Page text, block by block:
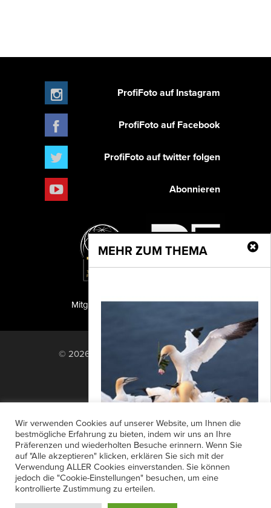
MEHR ZUM THEMA
Glanzlichter 2021
Zum 23. Mal schreibt das "projekt natur
& fotografie" den Naturfoto-
Wettbewerb "Glanzlichter der
ProfiFoto auf Instagram
ProfiFoto auf Facebook
ProfiFoto auf twitter folgen
Abonnieren
PF Publishing GmbH
Mitglied der TIPA
© 2026 PF Publishing GmbH. All rights
Nach oben
Anzeigensuche
Shop
Zahlungsarten
Widerrufsbelehrung
Datenschutz
AGB
Newsletter-Anmeldung
Verträge hier kündigen
Mein Account
Passwort vergessen
Wir verwenden Cookies auf unserer Website, um Ihnen die
bestmögliche Erfahrung zu bieten, indem wir uns an Ihre
Präferenzen und wiederholten Besuche erinnern. Wenn Sie
auf "Alle akzeptieren" klicken, erklären Sie sich mit der
Verwendung ALLER Cookies einverstanden. Sie können
jedoch die "Cookie-Einstellungen" besuchen, um eine
kontrollierte Zustimmung zu erteilen.